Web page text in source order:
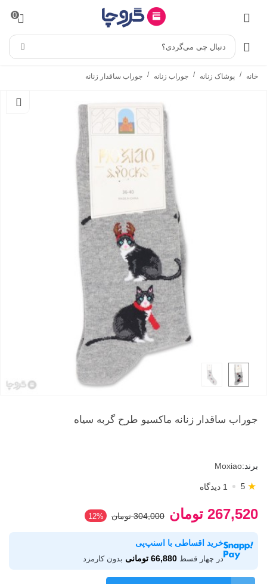
0
دنبال چی می‌گردی؟
خانه / پوشاک زنانه / جوراب زنانه / جوراب ساقدار زنانه
جوراب ساقدار زنانه ماکسیو طرح گربه سیاه
برند:Moxiao
5 ★ 1 دیدگاه
267,520 تومان 304,000 تومان ‎12%
خرید اقساطی با اسنپ‌پی
در چهار قسط 66,880 تومانی بدون کارمزد